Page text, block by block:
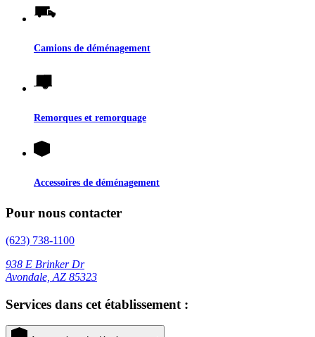
Camions de déménagement
Remorques et remorquage
Accessoires de déménagement
Pour nous contacter
(623) 738-1100
938 E Brinker Dr
Avondale, AZ 85323
Services dans cet établissement :